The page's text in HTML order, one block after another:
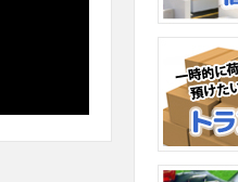
アプリを
っと便利
高齢者住
住み慣れ